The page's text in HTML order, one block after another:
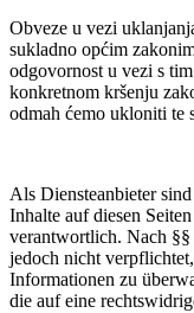
Obveze u vezi
sukladno općim
odgovornost u vezi s
konkretnom kršenju
odmah ćemo ukloniti te
Als Diensteanbieter
Inhalte auf diesen
verantwortlich. Nach
jedoch nicht
Informationen zu
die auf eine